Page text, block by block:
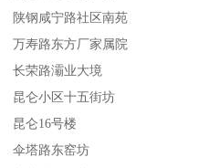
陕钢咸宁路社区南苑
万寿路东方厂家属院
长荣路灞业大境
昆仑小区十五街坊
昆仑16号楼
伞塔路东窑坊